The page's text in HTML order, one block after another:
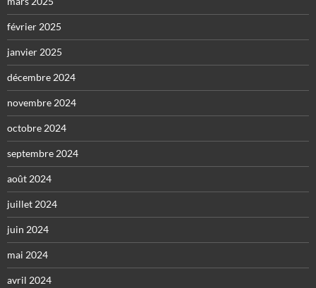
février 2025
janvier 2025
décembre 2024
novembre 2024
octobre 2024
septembre 2024
août 2024
juillet 2024
juin 2024
mai 2024
avril 2024